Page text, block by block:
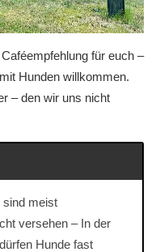
für euch –
Hunden willkommen.
– den wir uns nicht
sind meist
versehen – In der
Hunde fast